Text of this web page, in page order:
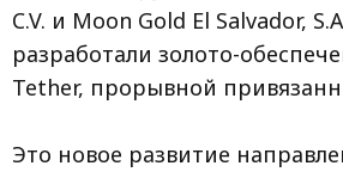
C.V. и Moon Gold El Salvador,
разработали золото-
Tether, прорывной
Это новое развитие